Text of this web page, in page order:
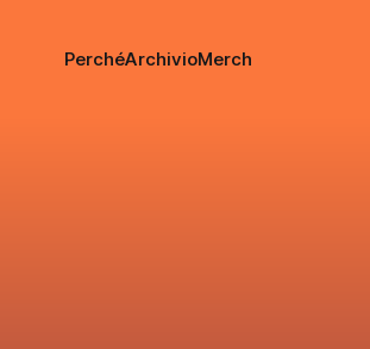
PerchéArchivioMerch